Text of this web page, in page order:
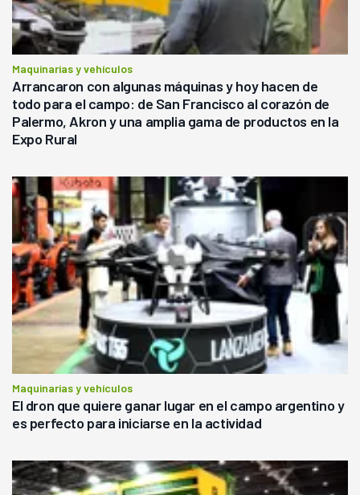
Maquinarias y vehículos
Arrancaron con algunas máquinas y hoy hacen de
todo para el campo: de San Francisco al corazón de
Palermo, Akron y una amplia gama de productos en la
Expo Rural
Maquinarias y vehículos
El dron que quiere ganar lugar en el campo argentino y
es perfecto para iniciarse en la actividad